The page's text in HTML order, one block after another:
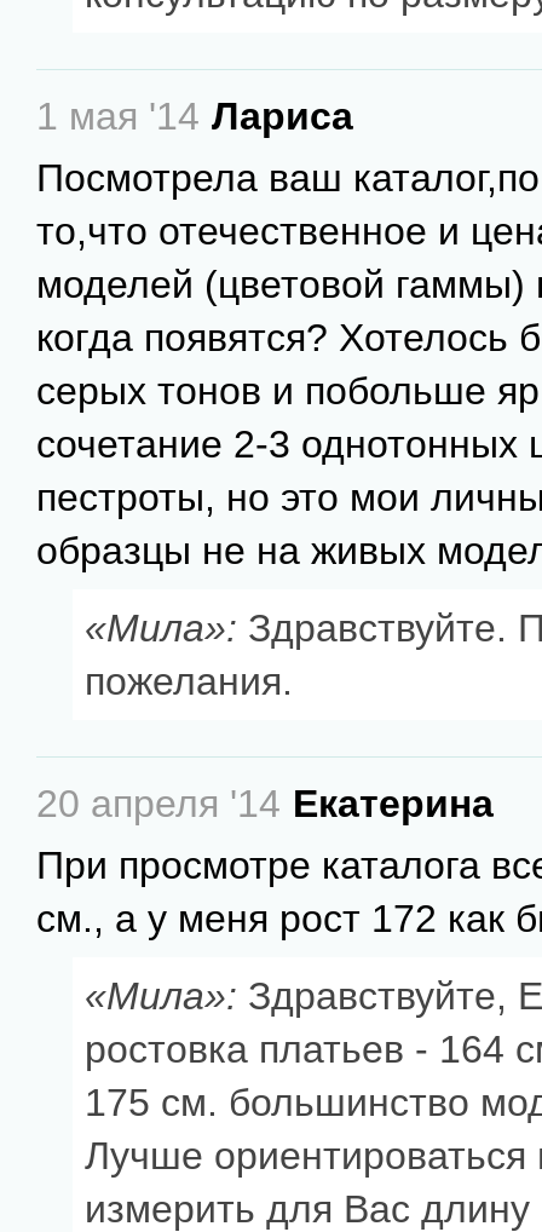
1 мая '14 Лариса
Посмотрела ваш
то,что отечественное и
моделей (цветовой
когда появятся?
серых тонов и побольше
сочетание 2-3 однотонных
пестроты, но это мои
образцы не на живых
«Мила»: Здравствуйте.
пожелания.
20 апреля '14 Екатерина
При просмотре каталога
см., а у меня рост 172 как
«Мила»: Здравствуйте,
ростовка платьев - 164
175 см. большинство
Лучше
измерить для Вас